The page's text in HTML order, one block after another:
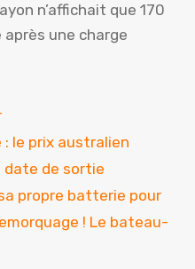
n’affichait que 170
après une charge
: le prix australien
date de sortie
propre batterie pour
! Le bateau-